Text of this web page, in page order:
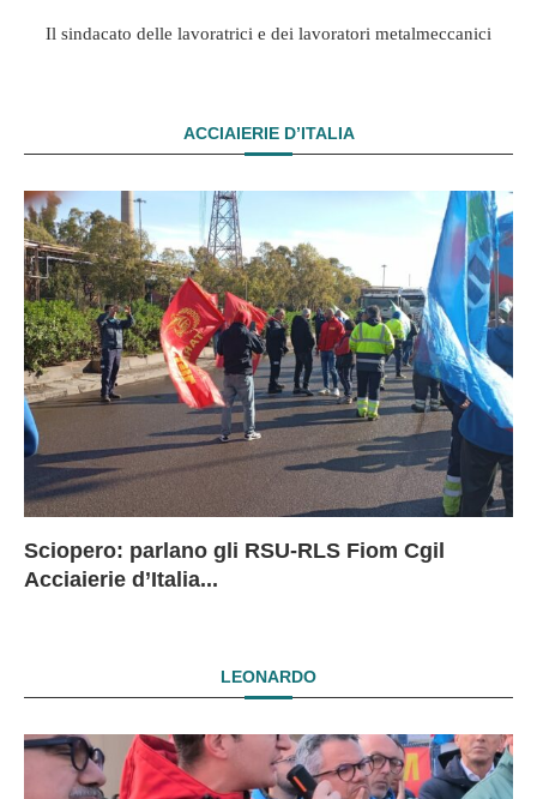
Il sindacato delle lavoratrici e dei lavoratori metalmeccanici
ACCIAIERIE D’ITALIA
Sciopero: parlano gli RSU-RLS Fiom Cgil
Acciaierie d’Italia...
LEONARDO